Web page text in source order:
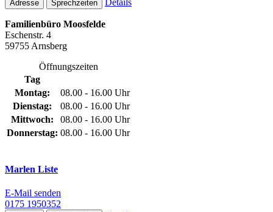
Adresse Sprechzeiten
Familienbüro Moosfelde
Eschenstr. 4
59755 Arnsberg
Öffnungszeiten
Tag
Montag:
08.00 - 16.00 Uhr
Dienstag:
08.00 - 16.00 Uhr
Mittwoch:
08.00 - 16.00 Uhr
Donnerstag: 08.00 - 16.00 Uhr
Marlen Liste
E-Mail senden
0175 1950352